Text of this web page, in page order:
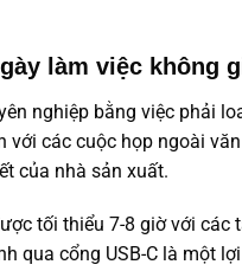
làm việc không
nghiệp bằng việc phải
với các cuộc họp ngoài
của nhà sản xuất.
tối thiểu 7-8 giờ với các
qua cổng USB-C là một